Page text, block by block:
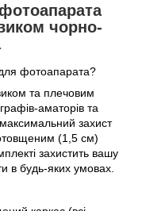
чорно-
фотоапарата?
та плечовим
аматорів та
захист
(1,5 см)
захистить вашу
в будь-яких умовах.